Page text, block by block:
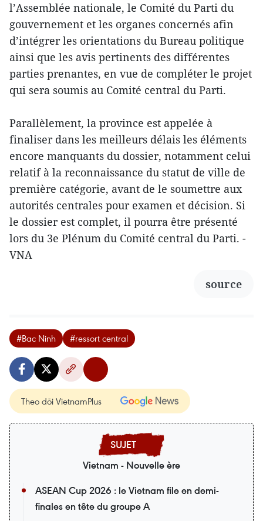
l’Assemblée nationale, le Comité du Parti du
gouvernement et les organes concernés afin
d’intégrer les orientations du Bureau politique
ainsi que les avis pertinents des différentes
parties prenantes, en vue de compléter le projet
qui sera soumis au Comité central du Parti.
Parallèlement, la province est appelée à
finaliser dans les meilleurs délais les éléments
encore manquants du dossier, notamment celui
relatif à la reconnaissance du statut de ville de
première catégorie, avant de le soumettre aux
autorités centrales pour examen et décision. Si
le dossier est complet, il pourra être présenté
lors du 3e Plénum du Comité central du Parti. -
VNA
source
#Bac Ninh #ressort central
Theo dõi VietnamPlus
Vietnam - Nouvelle ère
ASEAN Cup 2026 : le Vietnam file en demi-
finales en tête du groupe A